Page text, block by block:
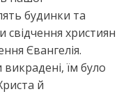
будинки та
християн
Євангелія.
їм було
й